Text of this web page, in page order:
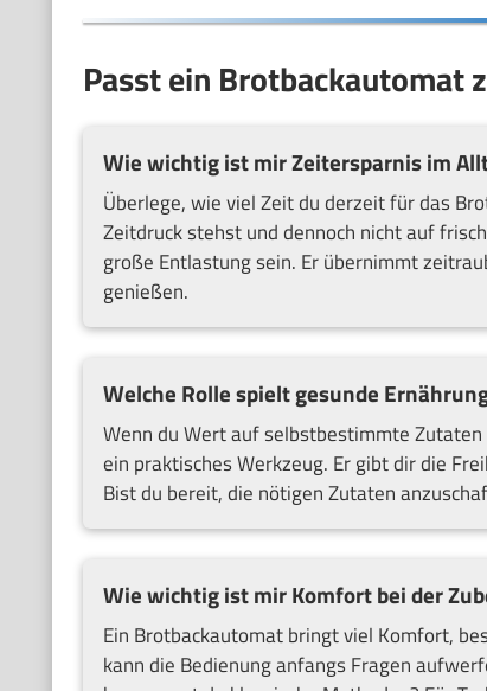
Passt ein Brotbackautomat
Wie wichtig ist mir Zeitersparnis im
Überlege, wie viel Zeit du derzeit für das
Zeitdruck stehst und dennoch nicht auf
große Entlastung sein. Er übernimmt
genießen.
Welche Rolle spielt gesunde
Wenn du Wert auf selbstbestimmte
ein praktisches Werkzeug. Er gibt dir die
Bist du bereit, die nötigen Zutaten
Wie wichtig ist mir Komfort bei der
Ein Brotbackautomat bringt viel Komfort,
kann die Bedienung anfangs Fragen